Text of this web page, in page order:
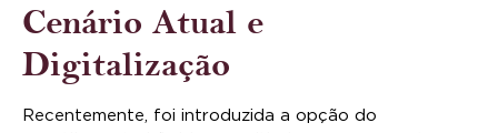
Cenário Atual e
Digitalização
Recentemente, foi introduzida a opção do